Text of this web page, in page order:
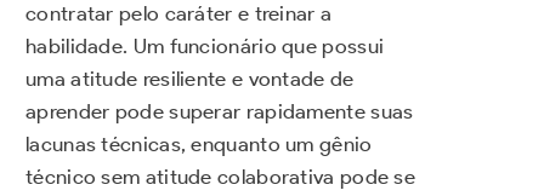
contratar pelo caráter e treinar a
habilidade. Um funcionário que possui
uma atitude resiliente e vontade de
aprender pode superar rapidamente suas
lacunas técnicas, enquanto um gênio
técnico sem atitude colaborativa pode se